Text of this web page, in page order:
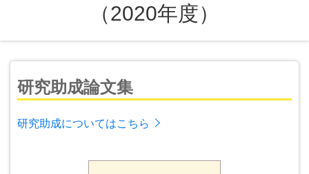
（2020年度）
研究助成論文集
研究助成についてはこちら